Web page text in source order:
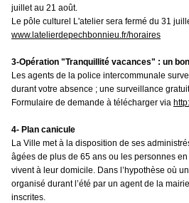
juillet au 21 août.
Le pôle culturel L'atelier sera fermé du 31
www.latelierdepechbonnieu.fr/horaires
3-Opération "Tranquillité vacances" : un
Les agents de la police intercommunale
durant votre absence ; une surveillance
Formulaire de demande à télécharger via
4- Plan canicule
La Ville met à la disposition de ses
âgées de plus de 65 ans ou les personnes
vivent à leur domicile. Dans l’hypothèse où
organisé durant l’été par un agent de la
inscrites.